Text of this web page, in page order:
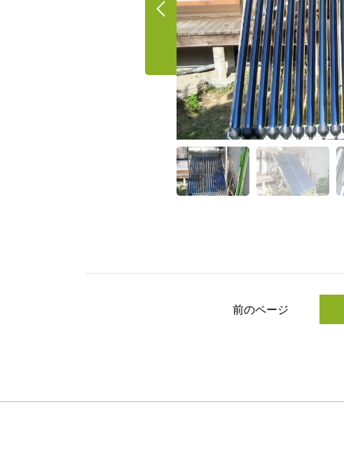
前のページ